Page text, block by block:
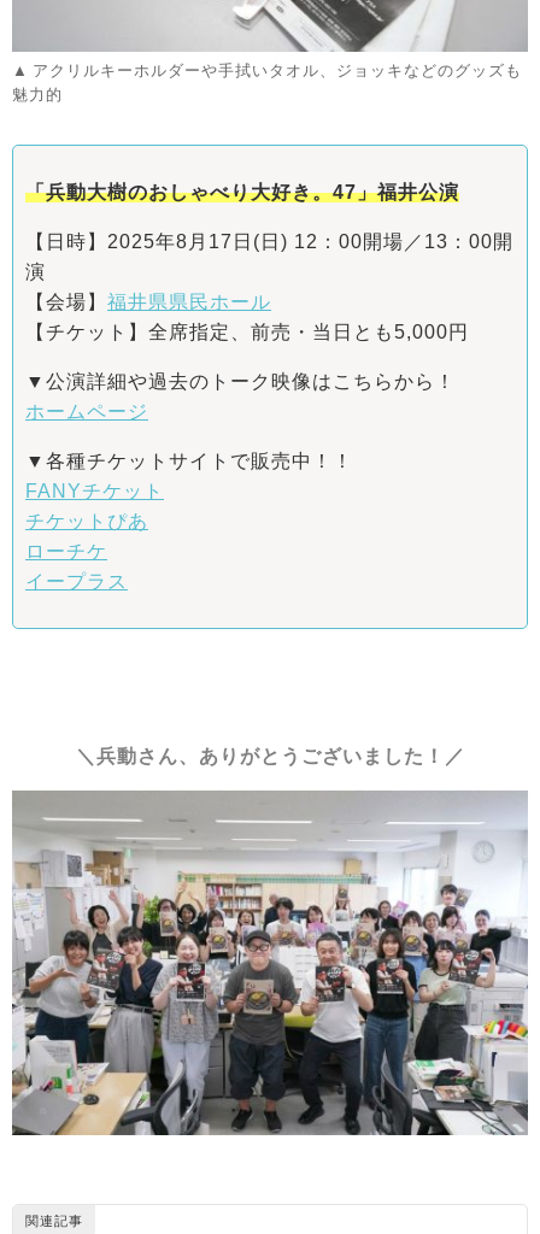
アクリルキーホルダーや手拭いタオル、ジョッキなどのグッズも
魅力的
「兵動大樹のおしゃべり大好き。47」福井公演
【日時】2025年8月17日(日) 12：00開場／13：00開
演
【会場】 福井県県民ホール
【チケット】全席指定、前売・当日とも5,000円
▼公演詳細や過去のトーク映像はこちらから！
ホームページ
▼各種チケットサイトで販売中！！
FANYチケット
チケットぴあ
ローチケ
イープラス
＼兵動さん、ありがとうございました！／